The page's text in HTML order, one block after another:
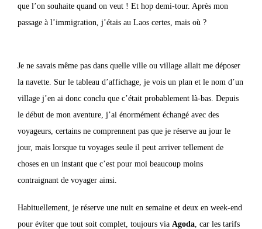
que l’on souhaite quand on veut ! Et hop demi-tour. Après mon
passage à l’immigration, j’étais au Laos certes, mais où ?
Je ne savais même pas dans quelle ville ou village allait me déposer
la navette. Sur le tableau d’affichage, je vois un plan et le nom d’un
village j’en ai donc conclu que c’était probablement là-bas. Depuis
le début de mon aventure, j’ai énormément échangé avec des
voyageurs, certains ne comprennent pas que je réserve au jour le
jour, mais lorsque tu voyages seule il peut arriver tellement de
choses en un instant que c’est pour moi beaucoup moins
contraignant de voyager ainsi.
Habituellement, je réserve une nuit en semaine et deux en week-end
pour éviter que tout soit complet, toujours via Agoda , car les tarifs